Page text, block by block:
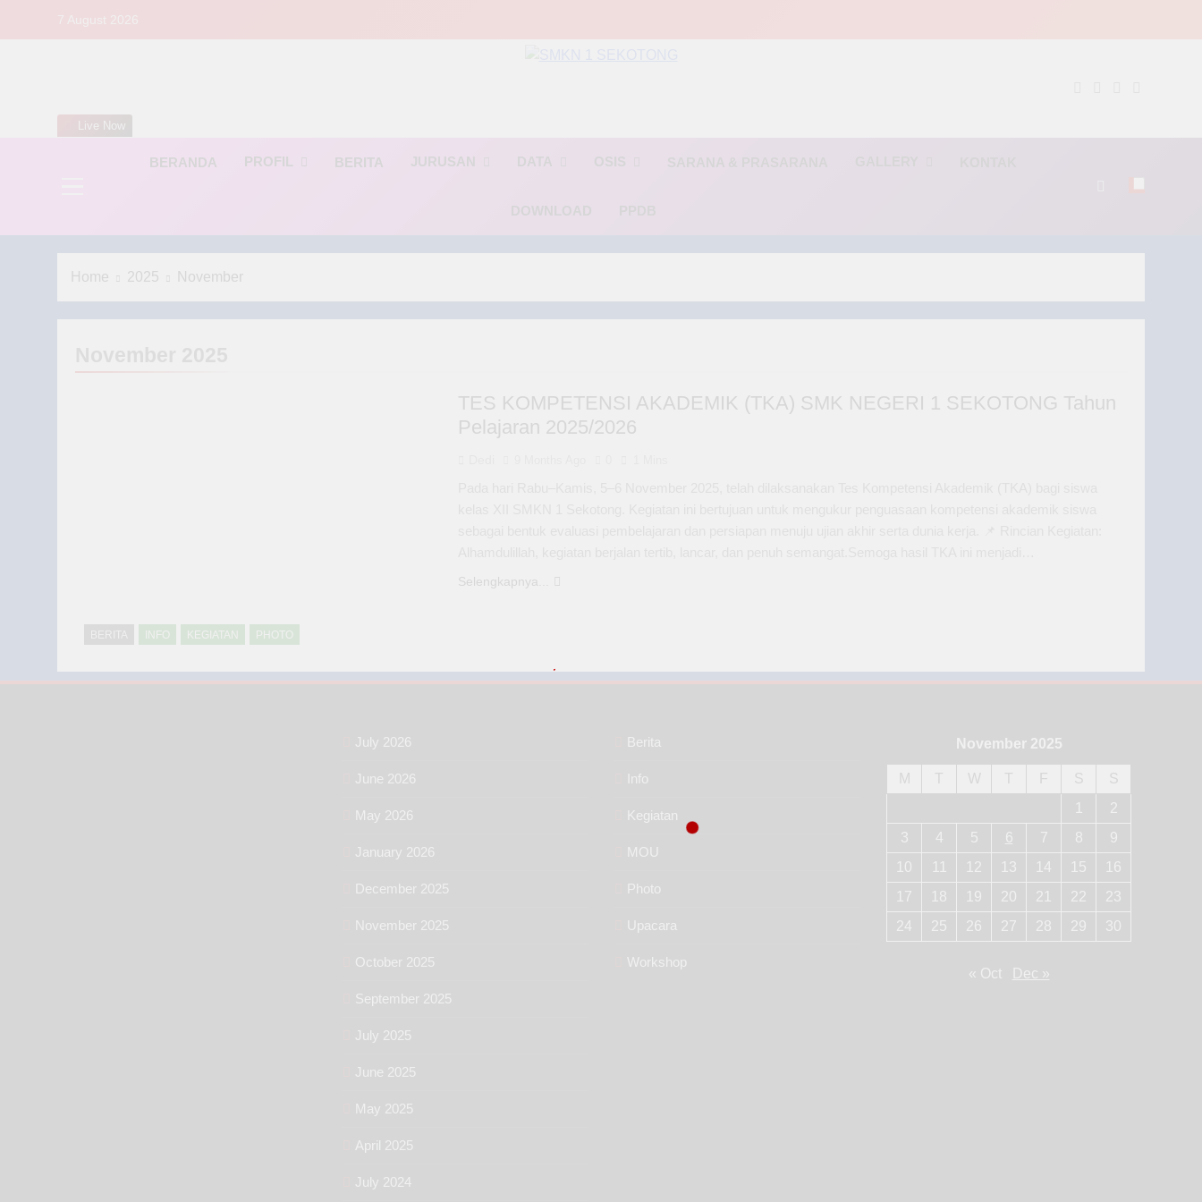
BERANDA PROFIL
Live Now
Home 2025 November
INFO KEGIATAN PHOTO
TES KOMPETENSI AKADEMIK (TKA) SMK NEGERI 1 SEKOTONG Tahun
Pelajaran 2025/2026
Selengkapnya...
July 2026
June 2026
May 2026
January 2026
December 2025
November 2025
October 2025
September 2025
July 2025
June 2025
May 2025
April 2025
July 2024
Berita
Info
Kegiatan
MOU
Photo
Upacara
Workshop
November 2025
M T W T F S
S
2
3
4 5 6 7 8
9
10
12 13 14 15
16
17
18 19 20 21 22
23
24
25 26 27 28 29 30
« Oct Dec »